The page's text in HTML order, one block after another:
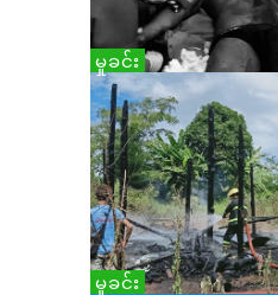
မှုခင်း
မှုခင်း